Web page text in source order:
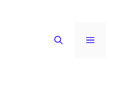
MENU